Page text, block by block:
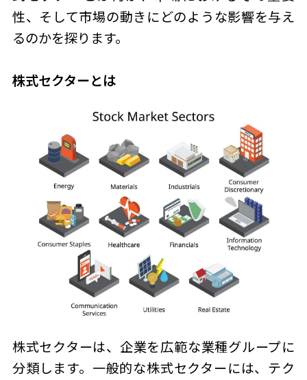
性、そして市場の動きにどのような影響を与え
るのかを探ります。
株式セクターとは
株式セクターは、企業を広範な業種グループに
分類します。一般的な株式セクターには、テク